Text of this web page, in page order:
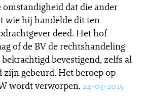
dat die ander
wie hij handelde dit ten
deed. Het hof
of de BV de rechtshandeling
bevestigend, zelfs al
gebeurd. Het beroep op
wordt verworpen. 24-03-2015